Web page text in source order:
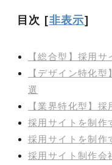
目次 [非表示]
【総合型】採用
【デザイン特化
選
【業界特化型】
採用サイトを制作
採用サイトを制作
採用サイト制作会